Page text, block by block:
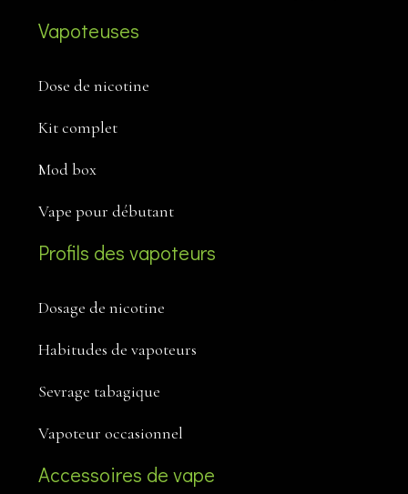
Vapoteuses
Dose de nicotine
Kit complet
Mod box
Vape pour débutant
Profils des vapoteurs
Dosage de nicotine
Habitudes de vapoteurs
Sevrage tabagique
Vapoteur occasionnel
Accessoires de vape